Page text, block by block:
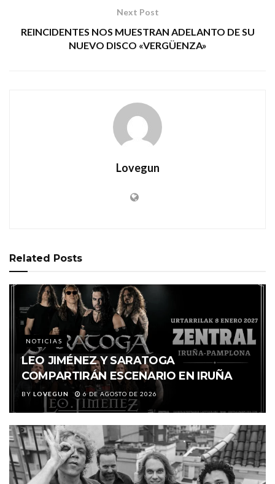
Next Post
REINCIDENTES NOS MUESTRAN ADELANTO DE SU
NUEVO DISCO «VERGÜENZA»
Lovegun
Related Posts
NOTICIAS
LEO JIMÉNEZ Y SARATOGA
COMPARTIRÁN ESCENARIO EN IRUÑA
BY LOVEGUN 6 DE AGOSTO DE 2026